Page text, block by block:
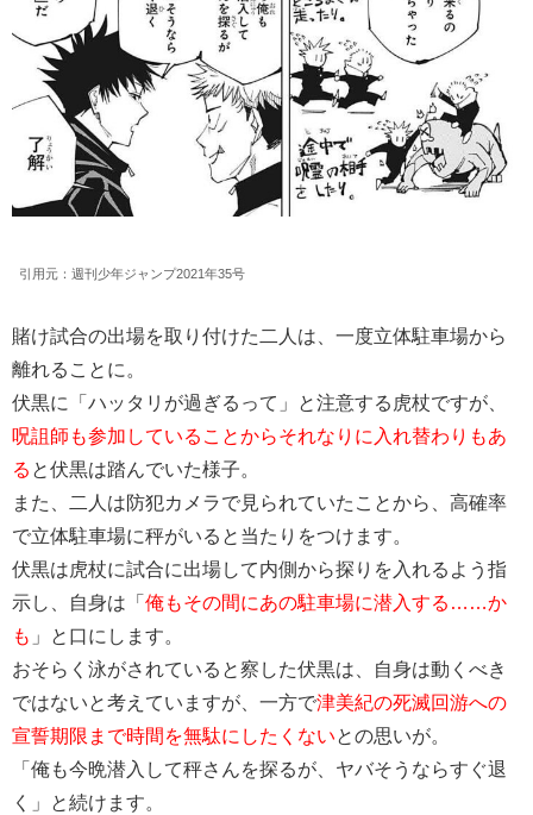
引用元：週刊少年ジャンプ2021年35号
賭け試合の出場を取り付けた二人は、一度立体駐車場から
離れることに。
伏黒に「ハッタリが過ぎるって」と注意する虎杖ですが、
呪詛師も参加していることからそれなりに入れ替わりもあ
る と伏黒は踏んでいた様子。
また、二人は防犯カメラで見られていたことから、高確率
で立体駐車場に秤がいると当たりをつけます。
伏黒は虎杖に試合に出場して内側から探りを入れるよう指
示し、自身は「 俺もその間にあの駐車場に潜入する……か
も 」と口にします。
おそらく泳がされていると察した伏黒は、自身は動くべき
ではないと考えていますが、一方で津美紀の死滅回游への
宣誓期限まで時間を無駄にしたくないとの思いが。
「俺も今晩潜入して秤さんを探るが、ヤバそうならすぐ退
く」と続けます。